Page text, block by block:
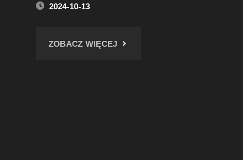
2024-10-13
ZOBACZ WIĘCEJ"SZYB